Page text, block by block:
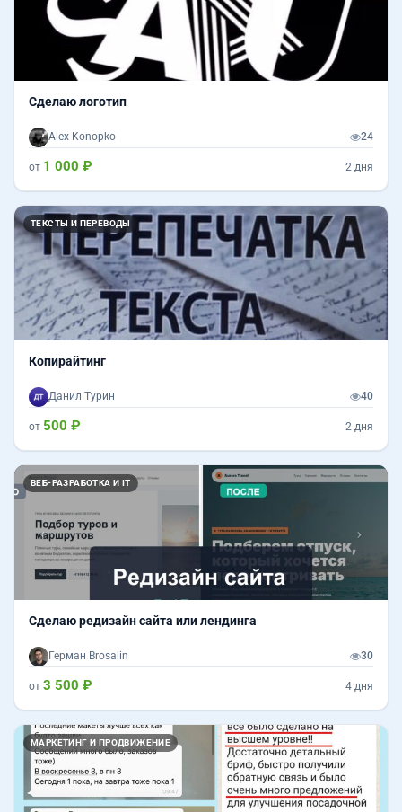
Сделаю логотип
Alex Konopko 24
от 1 000 ₽ 2 дня
ТЕКСТЫ И ПЕРЕВОДЫ
Копирайтинг
Данил Турин 40
от 500 ₽ 2 дня
ВЕБ-РАЗРАБОТКА И IT
Назад
Сделаю редизайн сайта или лендинга
Герман Brosalin 30
от 3 500 ₽ 4 дня
МАРКЕТИНГ И ПРОДВИЖЕНИЕ